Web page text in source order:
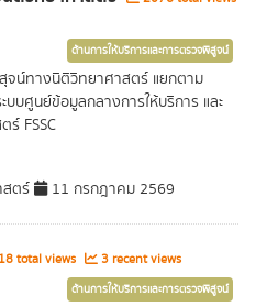
ด้านการให้บริการและการตรวจพิสูจน์
จน์ทางนิติวิทยาศาสตร์ แยกตาม
บบศูนย์ข้อมูลกลางการให้บริการ และ
FSSC
สตร์ 11 กรกฎาคม 2569
total views 3 recent views
ด้านการให้บริการและการตรวจพิสูจน์